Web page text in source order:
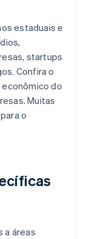
estaduais e
startups
Confira o
do
Muitas
o
a áreas